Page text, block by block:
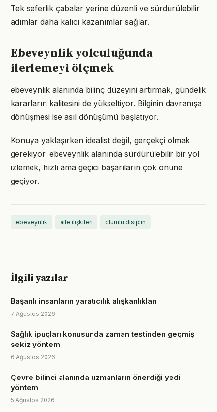
Tek seferlik çabalar yerine düzenli ve sürdürülebilir
adımlar daha kalıcı kazanımlar sağlar.
Ebeveynlik yolculuğunda
ilerlemeyi ölçmek
ebeveynlik alanında bilinç düzeyini artırmak, gündelik
kararların kalitesini de yükseltiyor. Bilginin davranışa
dönüşmesi ise asıl dönüşümü başlatıyor.
Konuya yaklaşırken idealist değil, gerçekçi olmak
gerekiyor. ebeveynlik alanında sürdürülebilir bir yol
izlemek, hızlı ama geçici başarıların çok önüne
geçiyor.
ebeveynlik aile ilişkileri olumlu disiplin
İlgili yazılar
Başarılı insanların yaratıcılık alışkanlıkları
7 Ağustos 2026
Sağlık ipuçları konusunda zaman testinden geçmiş
sekiz yöntem
6 Ağustos 2026
Çevre bilinci alanında uzmanların önerdiği yedi
yöntem
5 Ağustos 2026